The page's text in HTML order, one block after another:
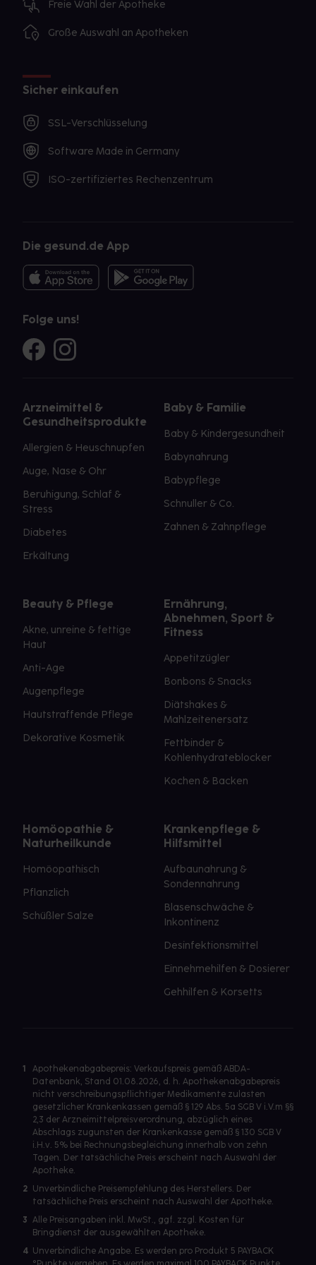
Freie Wahl der Apotheke
Große Auswahl an Apotheken
Sicher einkaufen
SSL-Verschlüsselung
Software Made in Germany
ISO-zertifiziertes Rechenzentrum
Die gesund.de App
Folge uns!
Arzneimittel &
Gesundheitsprodukte
Allergien & Heuschnupfen
Auge, Nase & Ohr
Beruhigung, Schlaf &
Stress
Diabetes
Erkältung
Baby & Familie
Baby & Kindergesundheit
Babynahrung
Babypflege
Schnuller & Co.
Zahnen & Zahnpflege
Beauty & Pflege
Akne, unreine & fettige
Haut
Anti-Age
Augenpflege
Hautstraffende Pflege
Dekorative Kosmetik
Ernährung,
Abnehmen, Sport &
Fitness
Appetitzügler
Bonbons & Snacks
Diätshakes &
Mahlzeitenersatz
Fettbinder &
Kohlenhydrateblocker
Kochen & Backen
Homöopathie &
Naturheilkunde
Homöopathisch
Pflanzlich
Schüßler Salze
Krankenpflege &
Hilfsmittel
Aufbaunahrung &
Sondennahrung
Blasenschwäche &
Inkontinenz
Desinfektionsmittel
Einnehmehilfen & Dosierer
Gehhilfen & Korsetts
1
Apothekenabgabepreis: Verkaufspreis gemäß ABDA-
Datenbank, Stand 01.08.2026, d. h. Apothekenabgabepreis
nicht verschreibungspflichtiger Medikamente zulasten
gesetzlicher Krankenkassen gemäß § 129 Abs. 5a SGB V i.V.m §§
2,3 der Arzneimittelpreisverordnung, abzüglich eines
Abschlags zugunsten der Krankenkasse gemäß § 130 SGB V
i.H.v. 5% bei Rechnungsbegleichung innerhalb von zehn
Tagen. Der tatsächliche Preis erscheint nach Auswahl der
Apotheke.
2 Unverbindliche Preisempfehlung des Herstellers. Der
tatsächliche Preis erscheint nach Auswahl der Apotheke.
3 Alle Preisangaben inkl. MwSt., ggf. zzgl. Kosten für
Bringdienst der ausgewählten Apotheke.
4 Unverbindliche Angabe. Es werden pro Produkt 5 PAYBACK